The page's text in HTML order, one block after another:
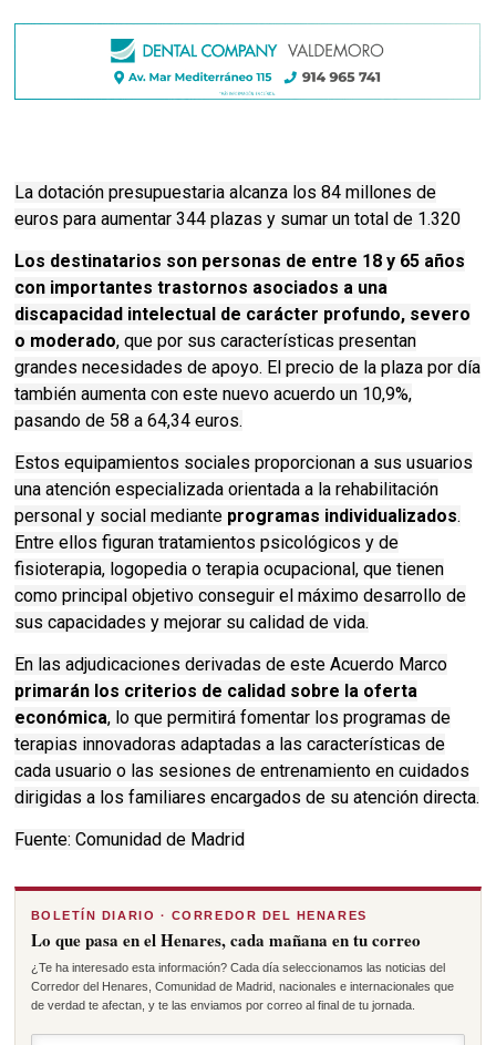
La dotación presupuestaria alcanza los 84 millones de
euros para aumentar 344 plazas y sumar un total de 1.320
Los destinatarios son personas de entre 18 y 65 años
con importantes trastornos asociados a una
discapacidad intelectual de carácter profundo, severo
o moderado, que por sus características presentan
grandes necesidades de apoyo. El precio de la plaza por día
también aumenta con este nuevo acuerdo un 10,9%,
pasando de 58 a 64,34 euros.
Estos equipamientos sociales proporcionan a sus usuarios
una atención especializada orientada a la rehabilitación
personal y social mediante programas individualizados.
Entre ellos figuran tratamientos psicológicos y de
fisioterapia, logopedia o terapia ocupacional, que tienen
como principal objetivo conseguir el máximo desarrollo de
sus capacidades y mejorar su calidad de vida.
En las adjudicaciones derivadas de este Acuerdo Marco
primarán los criterios de calidad sobre la oferta
económica, lo que permitirá fomentar los programas de
terapias innovadoras adaptadas a las características de
cada usuario o las sesiones de entrenamiento en cuidados
dirigidas a los familiares encargados de su atención directa.
Fuente: Comunidad de Madrid
BOLETÍN DIARIO · CORREDOR DEL HENARES
Lo que pasa en el Henares, cada mañana en tu correo
¿Te ha interesado esta información? Cada día seleccionamos las noticias del
Corredor del Henares, Comunidad de Madrid, nacionales e internacionales que
de verdad te afectan, y te las enviamos por correo al final de tu jornada.